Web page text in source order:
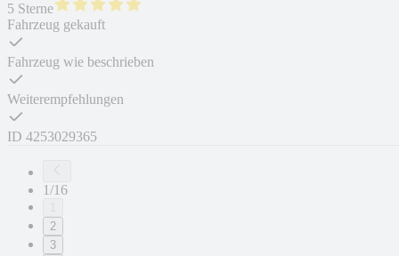
5 Sterne
Fahrzeug gekauft
Fahrzeug wie beschrieben
Weiterempfehlungen
ID 4253029365
1/16
2
3